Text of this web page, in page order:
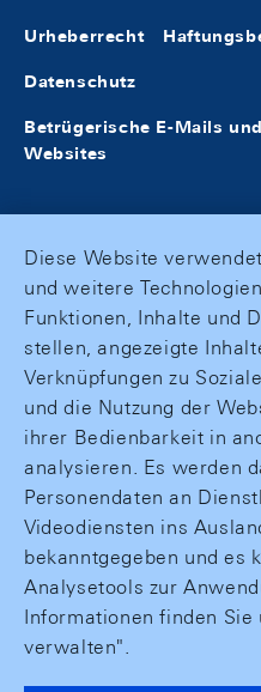
Urheberrecht
Datenschutz
Betrügerische E-Mails
Websites
Diese Website
und weitere
Funktionen, Inhalte und
stellen, angezeigte
Verknüpfungen zu
und die Nutzung der
ihrer Bedienbarkeit in
analysieren. Es werden
Personendaten an
Videodiensten ins
bekanntgegeben und es
Analysetools zur
Informationen finden Sie
verwalten".